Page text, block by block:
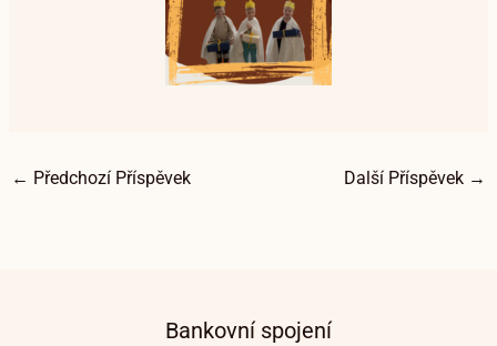
← Předchozí Příspěvek Další Příspěvek →
Bankovní spojení